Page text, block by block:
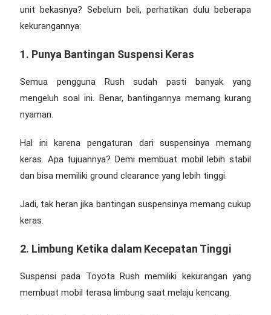
unit bekasnya? Sebelum beli, perhatikan dulu beberapa
kekurangannya:
1. Punya Bantingan Suspensi Keras
Semua pengguna Rush sudah pasti banyak yang
mengeluh soal ini. Benar, bantingannya memang kurang
nyaman.
Hal ini karena pengaturan dari suspensinya memang
keras. Apa tujuannya? Demi membuat mobil lebih stabil
dan bisa memiliki ground clearance yang lebih tinggi.
Jadi, tak heran jika bantingan suspensinya memang cukup
keras.
2. Limbung Ketika dalam Kecepatan Tinggi
Suspensi pada Toyota Rush memiliki kekurangan yang
membuat mobil terasa limbung saat melaju kencang.